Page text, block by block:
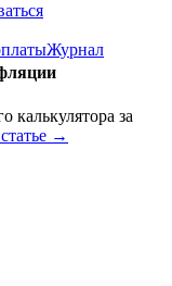
Журнал
калькулятора за
→